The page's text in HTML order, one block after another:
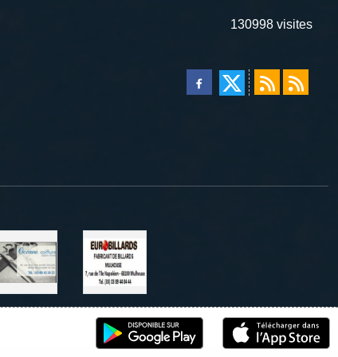
130998 visites